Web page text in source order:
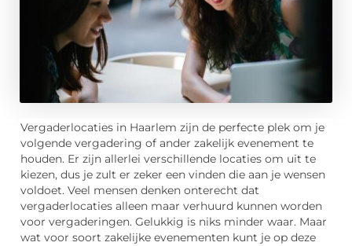
Vergaderlocaties in Haarlem zijn de perfecte plek om je
volgende vergadering of ander zakelijk evenement te
houden. Er zijn allerlei verschillende locaties om uit te
kiezen, dus je zult er zeker een vinden die aan je wensen
voldoet. Veel mensen denken onterecht dat
vergaderlocaties alleen maar verhuurd kunnen worden
voor vergaderingen. Gelukkig is niks minder waar. Maar
wat voor soort zakelijke evenementen kunt je op deze